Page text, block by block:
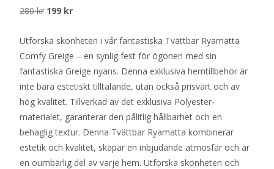
280kr Det
priset
var:
280 kr.
199 krDet
priset
är:
199 kr.
Utforska skönheten i vår fantastiska Tvättbar Ryamatta
Comfy Greige – en synlig fest för ögonen med sin
fantastiska Greige nyans. Denna exklusiva hemtillbehör är
inte bara estetiskt tilltalande, utan också prisvärt och av
hög kvalitet. Tillverkad av det exklusiva Polyester-
materialet, garanterar den pålitlig hållbarhet och en
behaglig textur. Denna Tvättbar Ryamatta kombinerar
estetik och kvalitet, skapar en inbjudande atmosfär och är
en oumbärlig del av varje hem. Utforska skönheten och